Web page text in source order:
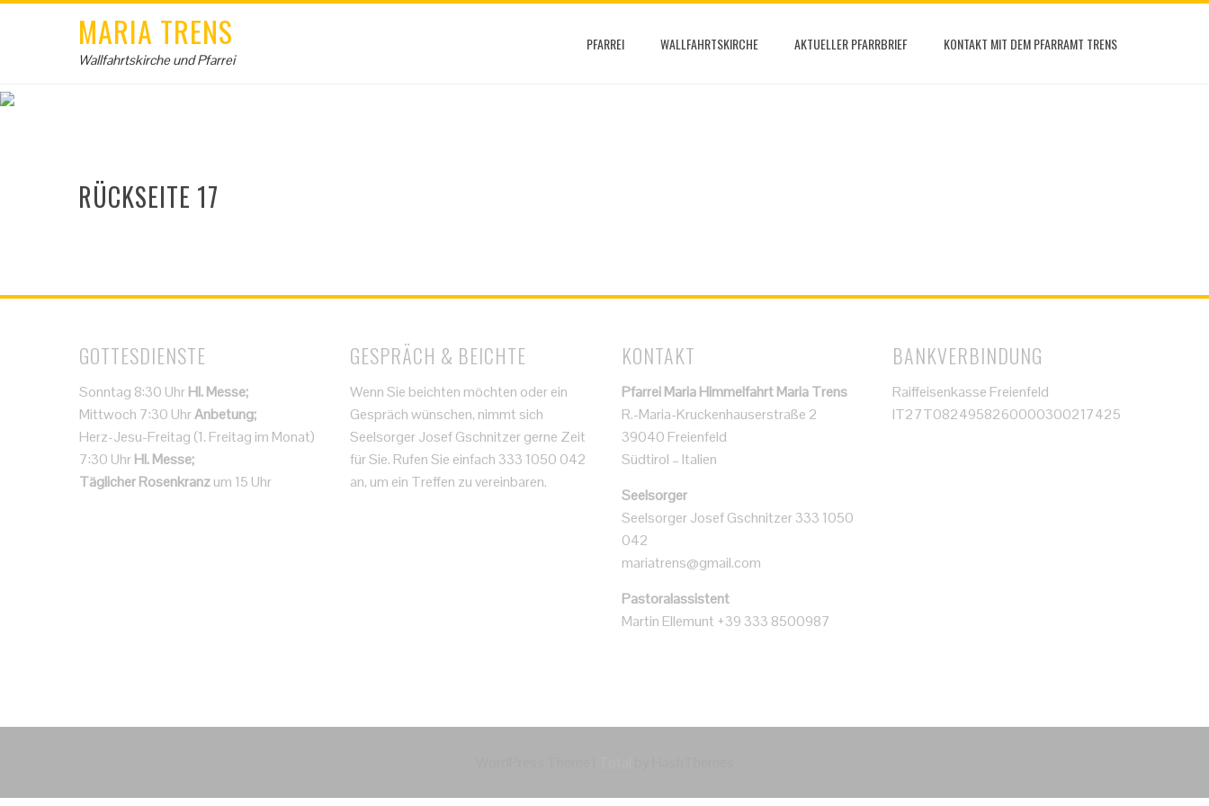
MARIA TRENS
Wallfahrtskirche und Pfarrei
PFARREI WALLFAHRTSKIRCHE AKTUELLER PFARRBRIEF KONTAKT MIT DEM PFARRAMT TRENS
RÜCKSEITE 17
GOTTESDIENSTE
Sonntag 8:30 UhrHl. Messe;
Mittwoch 7:30 UhrAnbetung;
Herz-Jesu-Freitag (1. Freitag im Monat)
7:30 UhrHl. Messe;
Täglicher Rosenkranzum 15 Uhr
GESPRÄCH & BEICHTE
Wenn Sie beichten möchten oder ein
Gespräch wünschen, nimmt sich
Seelsorger Josef Gschnitzer gerne Zeit
für Sie. Rufen Sie einfach 333 1050 042
an, um ein Treffen zu vereinbaren.
KONTAKT
Pfarrei Maria Himmelfahrt Maria Trens
R.-Maria-Kruckenhauserstraße 2
39040 Freienfeld
Südtirol – Italien
Seelsorger
Seelsorger Josef Gschnitzer 333 1050
042
mariatrens@gmail.com
Pastoralassistent
Martin Ellemunt +39 333 8500987
BANKVERBINDUNG
Raiffeisenkasse Freienfeld
IT27T0824958260000300217425